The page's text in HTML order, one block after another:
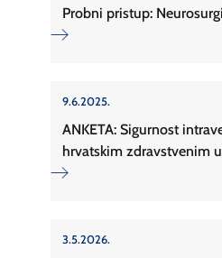
Probni pristup:
9.6.2025.
ANKETA: Sigurnost
hrvatskim zdravstvenim
3.5.2026.